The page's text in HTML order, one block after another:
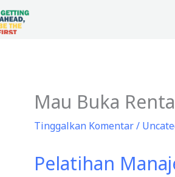
Mau Buka
Tinggalkan Komentar/
Pelatihan